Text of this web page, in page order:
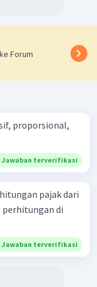
Forum
proporsional,
Jawaban terverifikasi
pajak dari
Jawaban terverifikasi